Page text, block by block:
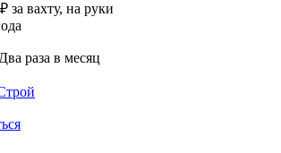
₽ за вахту, на руки
раза в месяц